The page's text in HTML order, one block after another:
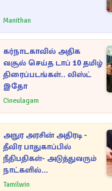
Manithan
கர்நாடகாவில் அதிக
வசூல் செய்த டாப் 10 தமிழ்
திரைப்படங்கள்.. லிஸ்ட்
இதோ
Cineulagam
அநுர அரசின் அதிரடி -
தீவிர பாதுகாப்பில்
நீதிபதிகள்- அடுத்துவரும்
நாட்களில்
அம்பலமாகவுள்ள ரகசியம்
Tamilwin